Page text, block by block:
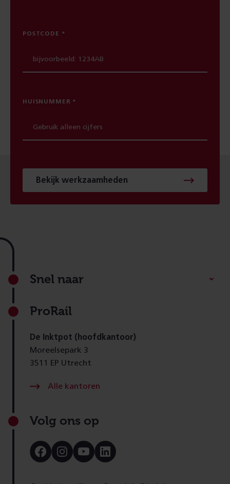
POSTCODE
HUISNUMMER
Bekijk werkzaamheden
Footer
Snel naar
ProRail
De Inktpot (hoofdkantoor)
Moreelsepark 3
3511 EP Utrecht
Alle kantoren
Volg ons op
Bezoek
onze
Bezoek
onze
Bezoek
onze
Bezoek
onze